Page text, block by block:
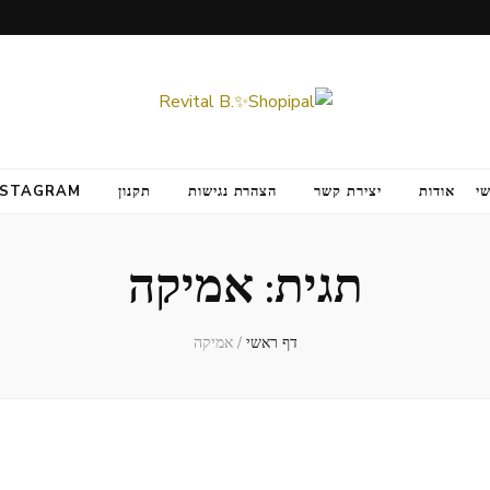
אודות יצירת קשר הצהרת נגישות תקנון
תגית: אמיקה
דף ראשי / אמיקה